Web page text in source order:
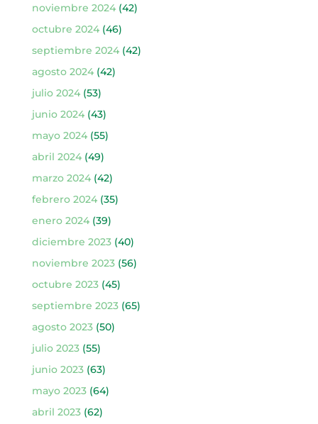
noviembre 2024(42)
octubre 2024(46)
septiembre 2024(42)
agosto 2024(42)
julio 2024(53)
junio 2024(43)
mayo 2024(55)
abril 2024(49)
marzo 2024(42)
febrero 2024(35)
enero 2024(39)
diciembre 2023(40)
noviembre 2023(56)
octubre 2023(45)
septiembre 2023(65)
agosto 2023(50)
julio 2023(55)
junio 2023(63)
mayo 2023(64)
abril 2023(62)